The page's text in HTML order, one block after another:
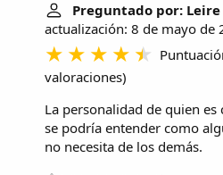
Preguntado por: Leire
actualización: 8 de mayo de
valoraciones)
La personalidad de quien
se podría entender como
no necesita de los demás.